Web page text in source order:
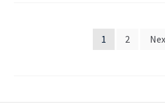
1 2